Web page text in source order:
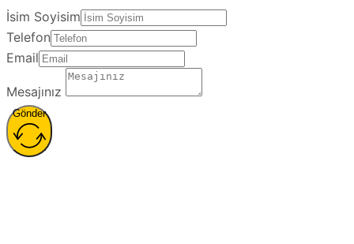
İsim Soyisim
Telefon
Email
Mesajınız
Gönder